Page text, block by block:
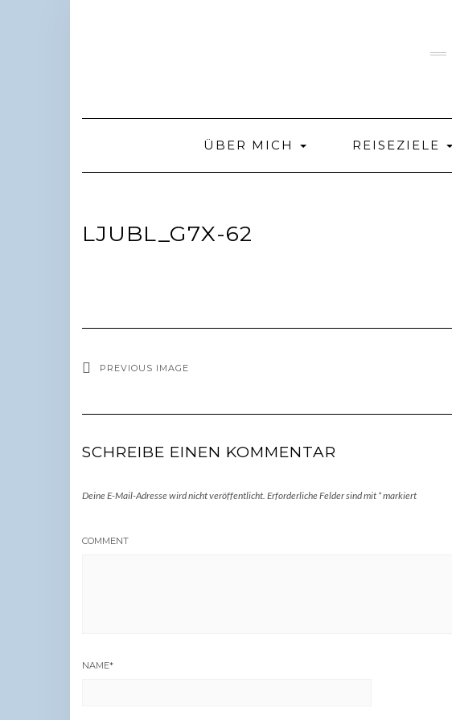
ÜBER MICH REISEZIELE
LJUBL_G7X-62
PREVIOUS IMAGE
SCHREIBE EINEN KOMMENTAR
Deine E-Mail-Adresse wird nicht veröffentlicht. Erforderliche Felder sind mit *markiert
COMMENT
NAME*